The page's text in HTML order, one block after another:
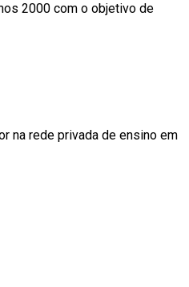
2000 com o objetivo de
na rede privada de ensino em